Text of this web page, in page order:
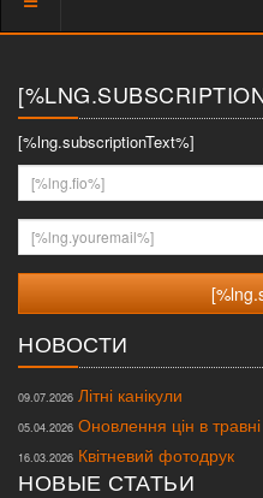
[%lng.subscriptionText%]
[%lng.fio%]
[%lng.youremail%]
НОВОСТИ
09.07.2026 Літні канікули
05.04.2026 Оновлення цін в травні
16.03.2026 Квітневий фотодрук
НОВЫЕ СТАТЬИ